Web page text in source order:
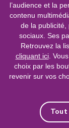
l’audience et la
contenu
de la publicité,
sociaux. Ses
Retrouvez la
cliquant ici.
choix par les
revenir sur vos
Tout
Linkedin
Facebook
0 800 11
Nous contacter
Plateforme de